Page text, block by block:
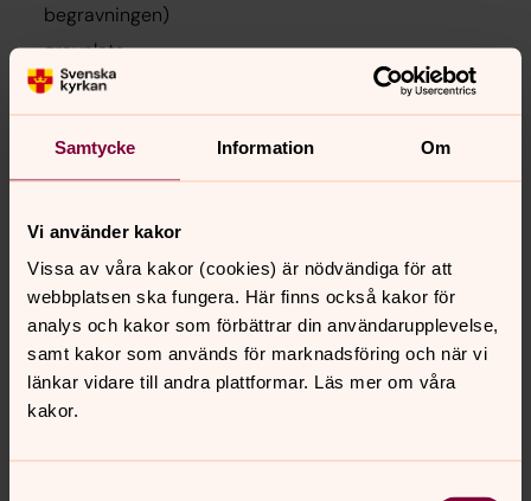
Samtycke Information Om
Vi använder kakor
Vissa av våra kakor (cookies) är nödvändiga för att
webbplatsen ska fungera. Här finns också kakor för
analys och kakor som förbättrar din användarupplevelse,
samt kakor som används för marknadsföring och när vi
länkar vidare till andra plattformar. Läs mer om våra
kakor.
begravningen)
gravplats
gravöppning, grävning
kremering
gravsättning av kista eller urna eller jordning/
spridning av askan samt iordningsställande av
upplåtelse av kyrka
präst vid begravningsgudstjänsten
kyrkomusiker
Gudstjänster är offentliga i församlingens kyrkor och